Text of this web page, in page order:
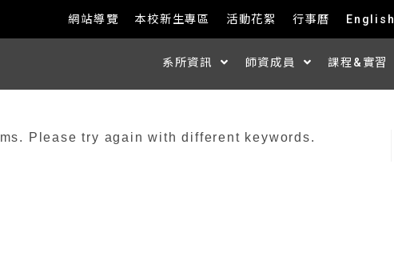
網站導覽 本校新生專區 活動花絮 行事曆 English
系所資訊 師資成員 課程&實習
Please try again with different keywords.